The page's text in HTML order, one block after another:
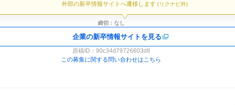
外部の新卒情報サイトへ遷移します (リクナビ外)
締切：なし
企業の新卒情報サイトを見る
原稿ID： 90c34d79726603d8
この募集に関する問い合わせはこちら